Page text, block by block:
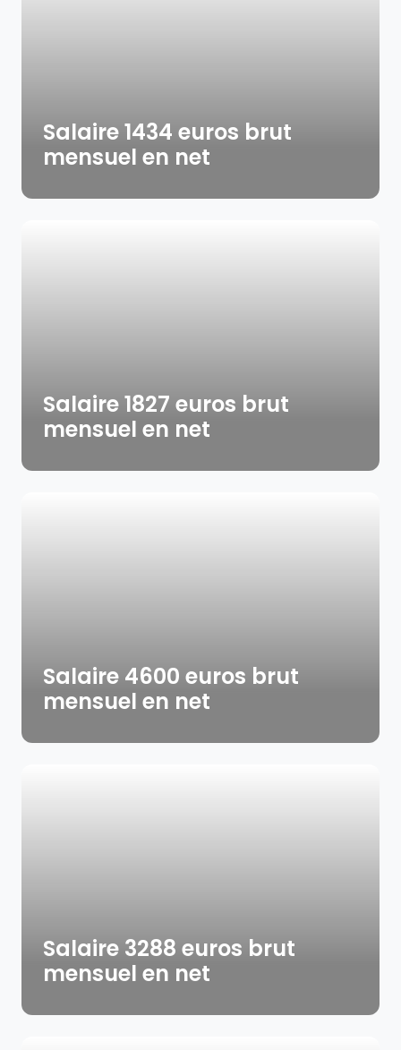
Salaire 1434 euros brut
mensuel en net
Salaire 1827 euros brut
mensuel en net
Salaire 4600 euros brut
mensuel en net
Salaire 3288 euros brut
mensuel en net